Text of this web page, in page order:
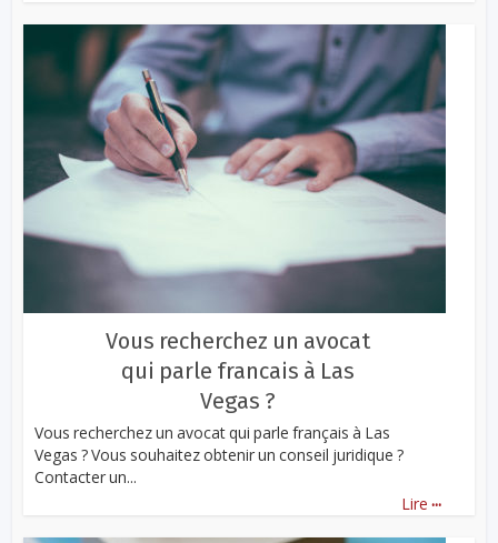
Vous recherchez un avocat
qui parle francais à Las
Vegas ?
Vous recherchez un avocat qui parle français à Las
Vegas ? Vous souhaitez obtenir un conseil juridique ?
Contacter un...
Lire ...